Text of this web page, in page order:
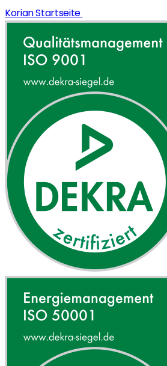
Korian Startseite